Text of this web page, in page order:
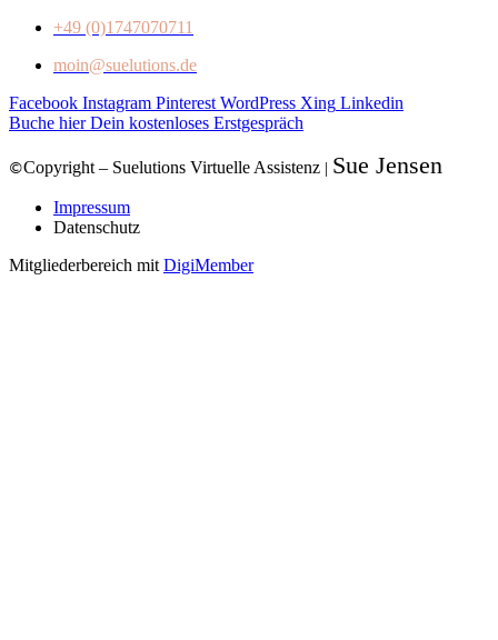
+49 (0)1747070711
moin@suelutions.de
Facebook Instagram Pinterest WordPress Xing Linkedin
Buche hier Dein kostenloses Erstgespräch
©Copyright – Suelutions Virtuelle Assistenz | Sue Jensen
Impressum
Datenschutz
Mitgliederbereich mit DigiMember